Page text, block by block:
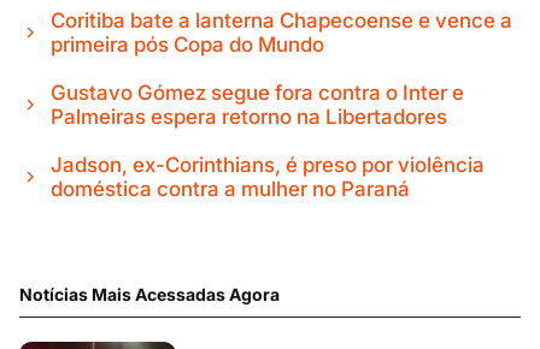
Coritiba bate a lanterna Chapecoense e vence a
primeira pós Copa do Mundo
Gustavo Gómez segue fora contra o Inter e
Palmeiras espera retorno na Libertadores
Jadson, ex-Corinthians, é preso por violência
doméstica contra a mulher no Paraná
Notícias Mais Acessadas Agora